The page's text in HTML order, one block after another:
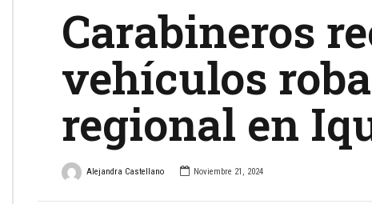
Carabineros
vehículos
regional en
Alejandra Castellano Noviembre 21, 2024